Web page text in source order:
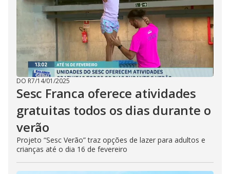
DO R7/14/01/2025
Sesc Franca oferece atividades
gratuitas todos os dias durante o
verão
Projeto “Sesc Verão” traz opções de lazer para adultos e
crianças até o dia 16 de fevereiro